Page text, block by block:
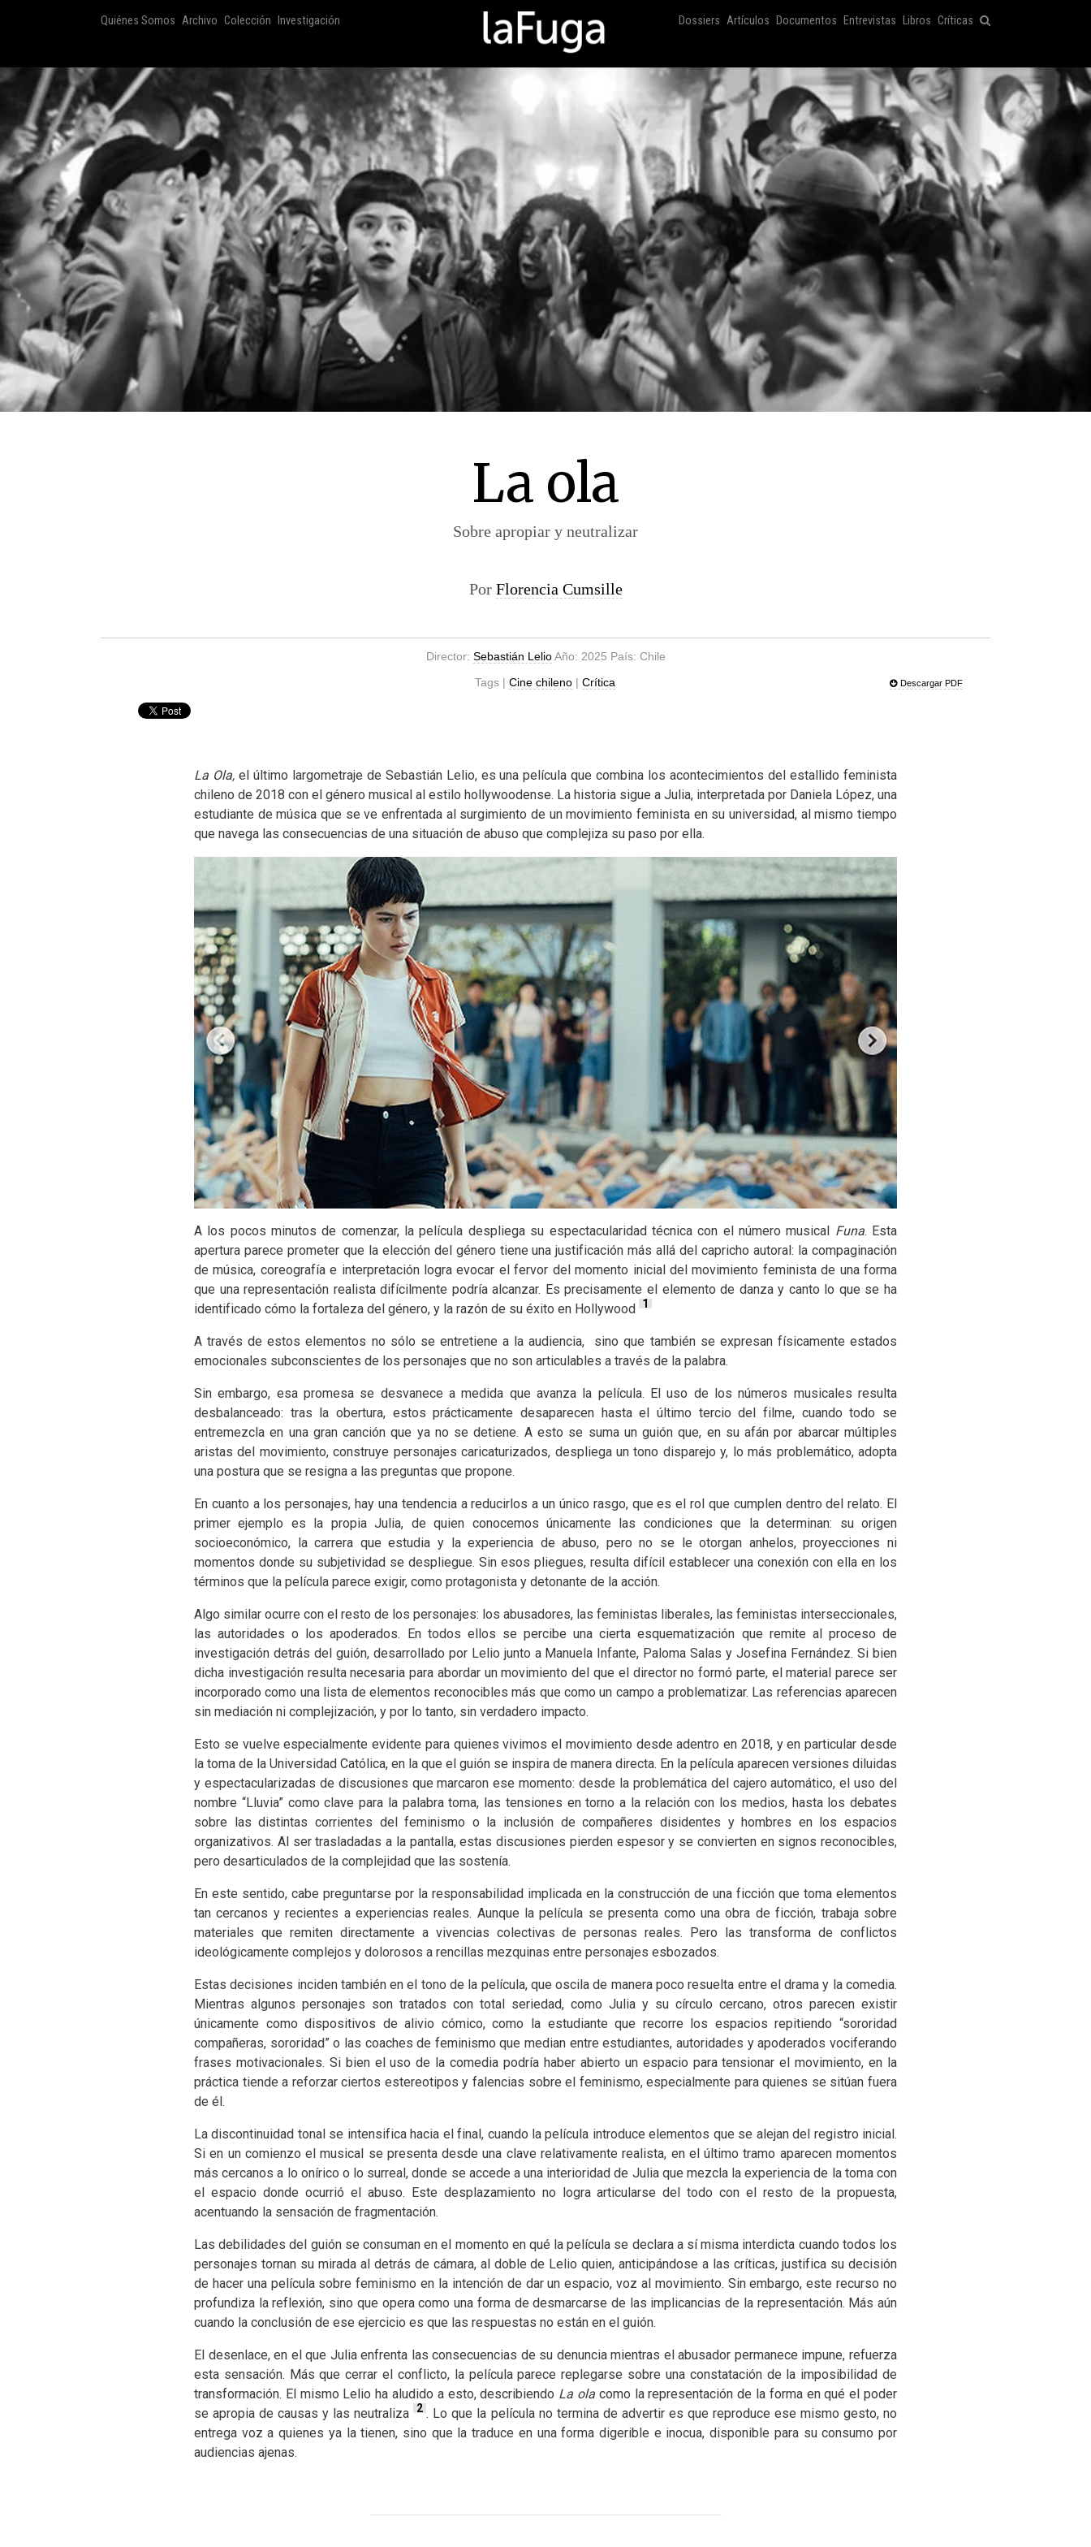
Quiénes Somos Archivo Colección Investigación Dossiers Artículos Documentos Entrevistas Libros Críticas
La ola
Sobre apropiar y neutralizar
Por Florencia Cumsille
Director: Sebastián LelioAño: 2025 País: Chile
Tags |Cine chileno |Crítica Descargar PDF
La Ola,el último largometraje de Sebastián Lelio, es una película que combina los acontecimientos del estallido feminista
chileno de 2018 con el género musical al estilo hollywoodense. La historia sigue a Julia, interpretada por Daniela López, una
estudiante de música que se ve enfrentada al surgimiento de un movimiento feminista en su universidad, al mismo tiempo
que navega las consecuencias de una situación de abuso que complejiza su paso por ella.
A los pocos minutos de comenzar, la película despliega su espectacularidad técnica con el número musical Funa. Esta
apertura parece prometer que la elección del género tiene una justificación más allá del capricho autoral: la compaginación
de música, coreografía e interpretación logra evocar el fervor del momento inicial del movimiento feminista de una forma
que una representación realista difícilmente podría alcanzar. Es precisamente el elemento de danza y canto lo que se ha
identificado cómo la fortaleza del género, y la razón de su éxito en Hollywood 1
A través de estos elementos no sólo se entretiene a la audiencia, sino que también se expresan físicamente estados
emocionales subconscientes de los personajes que no son articulables a través de la palabra.
Sin embargo, esa promesa se desvanece a medida que avanza la película. El uso de los números musicales resulta
desbalanceado: tras la obertura, estos prácticamente desaparecen hasta el último tercio del filme, cuando todo se
entremezcla en una gran canción que ya no se detiene. A esto se suma un guión que, en su afán por abarcar múltiples
aristas del movimiento, construye personajes caricaturizados, despliega un tono disparejo y, lo más problemático, adopta
una postura que se resigna a las preguntas que propone.
En cuanto a los personajes, hay una tendencia a reducirlos a un único rasgo, que es el rol que cumplen dentro del relato. El
primer ejemplo es la propia Julia, de quien conocemos únicamente las condiciones que la determinan: su origen
socioeconómico, la carrera que estudia y la experiencia de abuso, pero no se le otorgan anhelos, proyecciones ni
momentos donde su subjetividad se despliegue. Sin esos pliegues, resulta difícil establecer una conexión con ella en los
términos que la película parece exigir, como protagonista y detonante de la acción.
Algo similar ocurre con el resto de los personajes: los abusadores, las feministas liberales, las feministas interseccionales,
las autoridades o los apoderados. En todos ellos se percibe una cierta esquematización que remite al proceso de
investigación detrás del guión, desarrollado por Lelio junto a Manuela Infante, Paloma Salas y Josefina Fernández. Si bien
dicha investigación resulta necesaria para abordar un movimiento del que el director no formó parte, el material parece ser
incorporado como una lista de elementos reconocibles más que como un campo a problematizar. Las referencias aparecen
sin mediación ni complejización, y por lo tanto, sin verdadero impacto.
Esto se vuelve especialmente evidente para quienes vivimos el movimiento desde adentro en 2018, y en particular desde
la toma de la Universidad Católica, en la que el guión se inspira de manera directa. En la película aparecen versiones diluidas
y espectacularizadas de discusiones que marcaron ese momento: desde la problemática del cajero automático, el uso del
nombre “Lluvia” como clave para la palabra toma, las tensiones en torno a la relación con los medios, hasta los debates
sobre las distintas corrientes del feminismo o la inclusión de compañeres disidentes y hombres en los espacios
organizativos. Al ser trasladadas a la pantalla, estas discusiones pierden espesor y se convierten en signos reconocibles,
pero desarticulados de la complejidad que las sostenía.
En este sentido, cabe preguntarse por la responsabilidad implicada en la construcción de una ficción que toma elementos
tan cercanos y recientes a experiencias reales. Aunque la película se presenta como una obra de ficción, trabaja sobre
materiales que remiten directamente a vivencias colectivas de personas reales. Pero las transforma de conflictos
ideológicamente complejos y dolorosos a rencillas mezquinas entre personajes esbozados.
Estas decisiones inciden también en el tono de la película, que oscila de manera poco resuelta entre el drama y la comedia.
Mientras algunos personajes son tratados con total seriedad, como Julia y su círculo cercano, otros parecen existir
únicamente como dispositivos de alivio cómico, como la estudiante que recorre los espacios repitiendo “sororidad
compañeras, sororidad” o las coaches de feminismo que median entre estudiantes, autoridades y apoderados vociferando
frases motivacionales. Si bien el uso de la comedia podría haber abierto un espacio para tensionar el movimiento, en la
práctica tiende a reforzar ciertos estereotipos y falencias sobre el feminismo, especialmente para quienes se sitúan fuera
de él.
La discontinuidad tonal se intensifica hacia el final, cuando la película introduce elementos que se alejan del registro inicial.
Si en un comienzo el musical se presenta desde una clave relativamente realista, en el último tramo aparecen momentos
más cercanos a lo onírico o lo surreal, donde se accede a una interioridad de Julia que mezcla la experiencia de la toma con
el espacio donde ocurrió el abuso. Este desplazamiento no logra articularse del todo con el resto de la propuesta,
acentuando la sensación de fragmentación.
Las debilidades del guión se consuman en el momento en qué la película se declara a sí misma interdicta cuando todos los
personajes tornan su mirada al detrás de cámara, al doble de Lelio quien, anticipándose a las críticas, justifica su decisión
de hacer una película sobre feminismo en la intención de dar un espacio, voz al movimiento. Sin embargo, este recurso no
profundiza la reflexión, sino que opera como una forma de desmarcarse de las implicancias de la representación. Más aún
cuando la conclusión de ese ejercicio es que las respuestas no están en el guión.
El desenlace, en el que Julia enfrenta las consecuencias de su denuncia mientras el abusador permanece impune, refuerza
esta sensación. Más que cerrar el conflicto, la película parece replegarse sobre una constatación de la imposibilidad de
transformación. El mismo Lelio ha aludido a esto, describiendo La ola como la representación de la forma en qué el poder
se apropia de causas y las neutraliza 2 . Lo que la película no termina de advertir es que reproduce ese mismo gesto, no
entrega voz a quienes ya la tienen, sino que la traduce en una forma digerible e inocua, disponible para su consumo por
audiencias ajenas.